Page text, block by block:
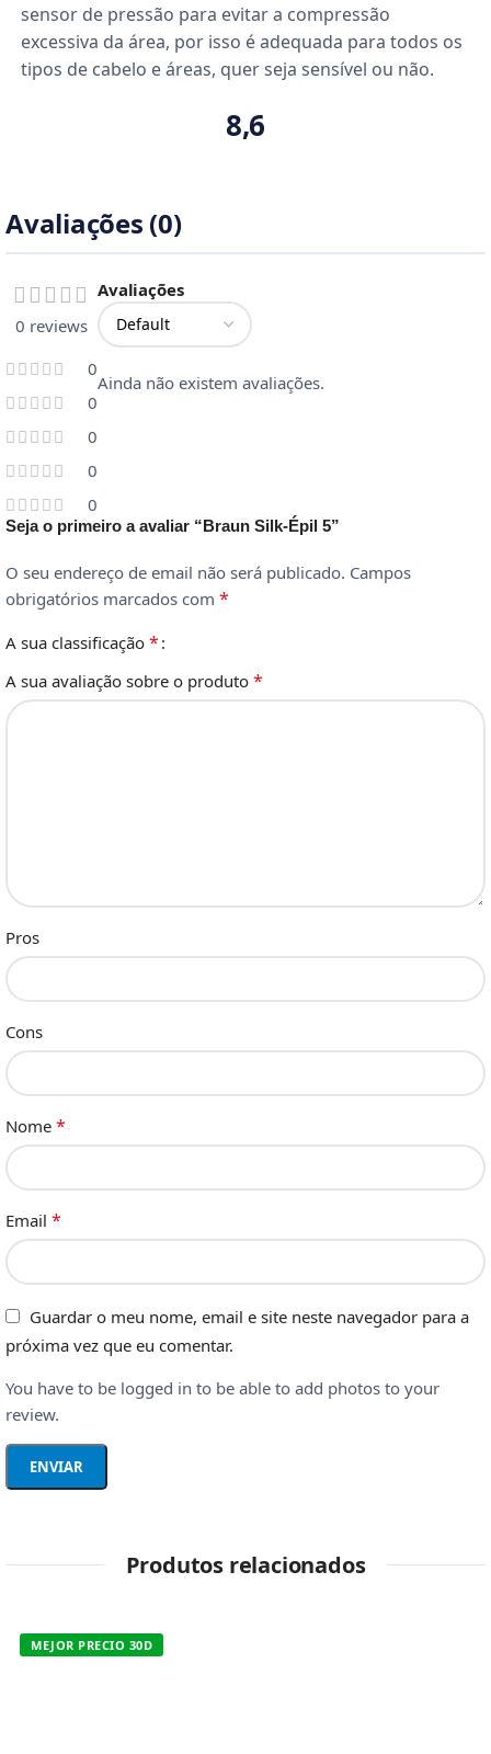
8,6
sensor de pressão para evitar a compressão
excessiva da área, por isso é adequada para todos os
tipos de cabelo e áreas, quer seja sensível ou não.
Avaliações (0)
0 reviews
0
0
0
0
0
Avaliações
Ainda não existem avaliações.
Seja o primeiro a avaliar “Braun Silk-Épil 5”
O seu endereço de email não será publicado. Campos
obrigatórios marcados com *
A sua classificação *
A sua avaliação sobre o produto *
Pros
Cons
Nome *
Email *
Guardar o meu nome, email e site neste navegador para a
próxima vez que eu comentar.
You have to be logged in to be able to add photos to your
review.
Produtos relacionados
MEJOR PRECIO 30D